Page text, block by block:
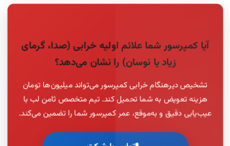
آیا کمپرسور شما علائم اولیه خرابی (صدا، گرمای
زیاد یا نوسان) را نشان می‌دهد؟
تشخیص دیرهنگام خرابی کمپرسور می‌تواند میلیون‌ها تومان
هزینه تعویض به شما تحمیل کند. تیم متخصص ثامن لب با
عیب‌یابی دقیق و به‌موقع، عمر کمپرسور شما را تضمین می‌کند.